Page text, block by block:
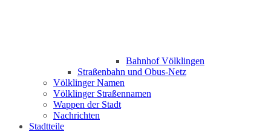
Bahnhof Völklingen
Straßenbahn und Obus-Netz
Völklinger Namen
Völklinger Straßennamen
Wappen der Stadt
Nachrichten
Stadtteile